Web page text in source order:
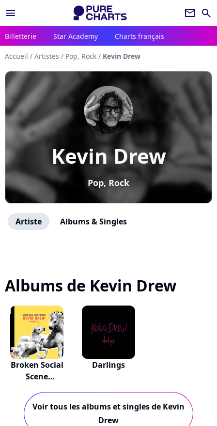
menu newsletter search
Billetterie Star Academy Charts français
Accueil / Artistes / Pop, Rock / Kevin Drew
Kevin Drew
Pop, Rock
Artiste Albums & Singles
Albums de Kevin Drew
Broken Social
Scene
Darlings
Voir tous les albums et singles de Kevin
Drew